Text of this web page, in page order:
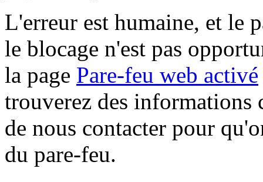
L'erreur est humaine, et le
le blocage n'est pas
la page Pare-feu web activé
trouverez des informations
de nous contacter pour
du pare-feu.